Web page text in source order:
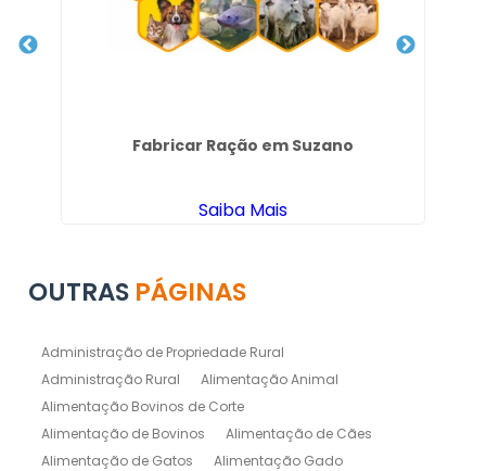
Fabricar Ração em Suzano
Saiba Mais
OUTRAS PÁGINAS
Administração de Propriedade Rural
Administração Rural
Alimentação Animal
Alimentação Bovinos de Corte
Alimentação de Bovinos
Alimentação de Cães
Alimentação de Gatos
Alimentação Gado